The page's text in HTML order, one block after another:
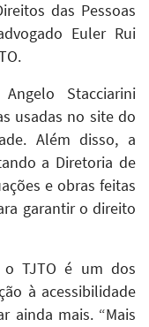
das Pessoas
Euler Rui
Stacciarini
usadas no site do
Além disso, a
a Diretoria de
e obras feitas
garantir o direito
o TJTO é um dos
à acessibilidade
ainda mais. “Mais